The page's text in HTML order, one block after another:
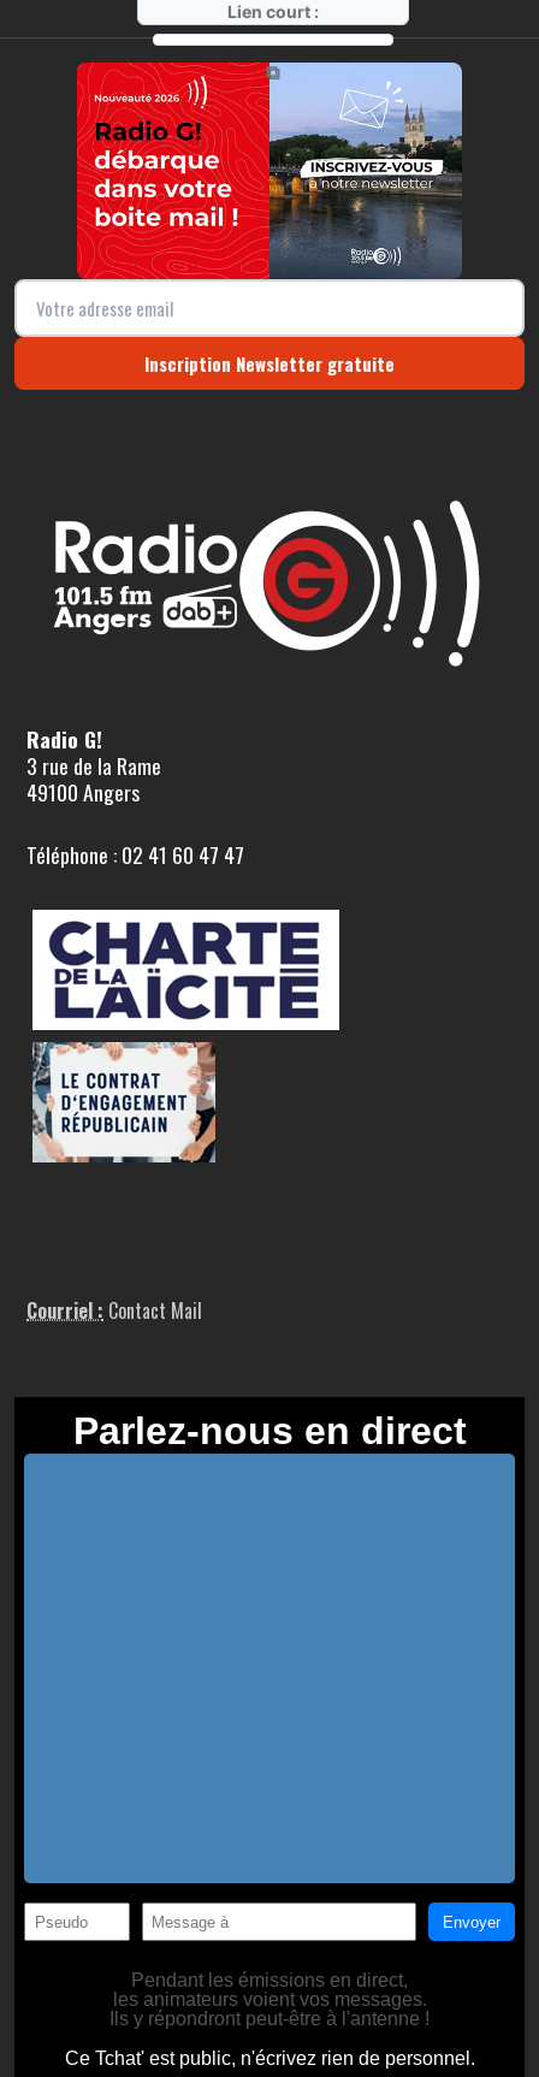
Lien court :
https://radio-g.fr?14167
⧉
Inscription Newsletter gratuite
Radio G!
3 rue de la Rame
49100 Angers
Téléphone : 02 41 60 47 47
Courriel : Contact Mail